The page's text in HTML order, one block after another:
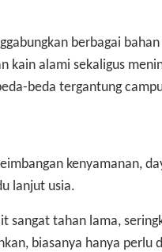
berbagai
alami sekaligus
beda tergantung
kenyamanan,
lanjut usia.
sangat tahan lama,
biasanya hanya perlu